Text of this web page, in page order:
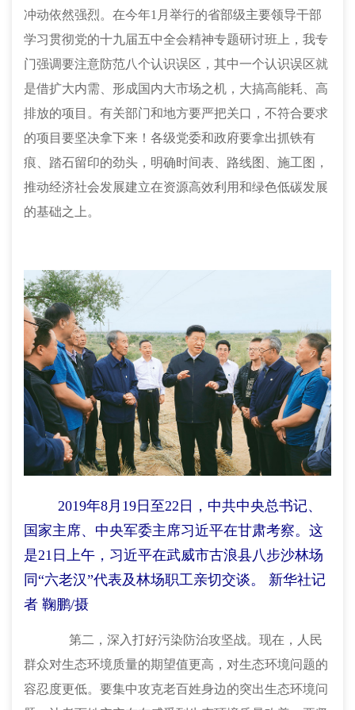
冲动依然强烈。在今年1月举行的省部级主要领导干部
学习贯彻党的十九届五中全会精神专题研讨班上，我专
门强调要注意防范八个认识误区，其中一个认识误区就
是借扩大内需、形成国内大市场之机，大搞高能耗、高
排放的项目。有关部门和地方要严把关口，不符合要求
的项目要坚决拿下来！各级党委和政府要拿出抓铁有
痕、踏石留印的劲头，明确时间表、路线图、施工图，
推动经济社会发展建立在资源高效利用和绿色低碳发展
的基础之上。
2019年8月19日至22日，中共中央总书记、
国家主席、中央军委主席习近平在甘肃考察。这
是21日上午，习近平在武威市古浪县八步沙林场
同“六老汉”代表及林场职工亲切交谈。 新华社记
者 鞠鹏/摄
第二，深入打好污染防治攻坚战。 现在，人民
群众对生态环境质量的期望值更高，对生态环境问题的
容忍度更低。要集中攻克老百姓身边的突出生态环境问